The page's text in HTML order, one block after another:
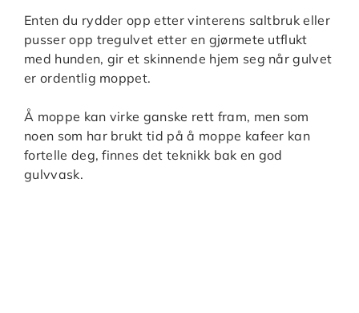
Enten du rydder opp etter vinterens saltbruk eller
pusser opp tregulvet etter en gjørmete utflukt
med hunden, gir et skinnende hjem seg når gulvet
er ordentlig moppet.
Å moppe kan virke ganske rett fram, men som
noen som har brukt tid på å moppe kafeer kan
fortelle deg, finnes det teknikk bak en god
gulvvask.